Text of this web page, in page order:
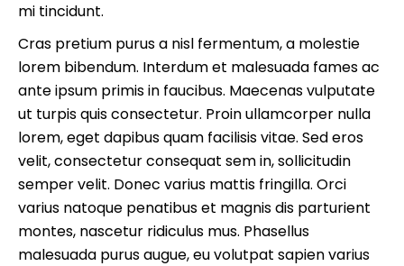
mi tincidunt.
Cras pretium purus a nisl fermentum, a molestie
lorem bibendum. Interdum et malesuada fames ac
ante ipsum primis in faucibus. Maecenas vulputate
ut turpis quis consectetur. Proin ullamcorper nulla
lorem, eget dapibus quam facilisis vitae. Sed eros
velit, consectetur consequat sem in, sollicitudin
semper velit. Donec varius mattis fringilla. Orci
varius natoque penatibus et magnis dis parturient
montes, nascetur ridiculus mus. Phasellus
malesuada purus augue, eu volutpat sapien varius